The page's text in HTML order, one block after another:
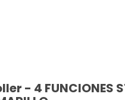
- 4 FUNCIONES